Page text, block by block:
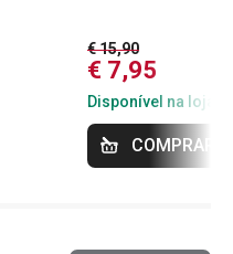
€ 15,90
€ 7,95
Disponível na loja
COMPRAR